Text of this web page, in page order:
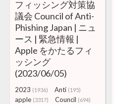
フィッシング対策協
議会 Council of Anti-
Phishing Japan | ニュ
ース | 緊急情報 |
Apple をかたるフィ
ッシング
(2023/06/05)
2023 (1936) Anti (195)
apple (3317) Council (694)